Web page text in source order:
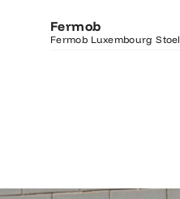
Fermob
Fermob Luxembourg Stoel